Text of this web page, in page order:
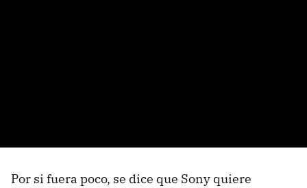
Por si fuera poco, se dice que Sony quiere